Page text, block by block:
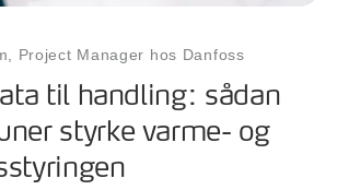
Project Manager hos Danfoss
til handling: sådan
styrke varme- og